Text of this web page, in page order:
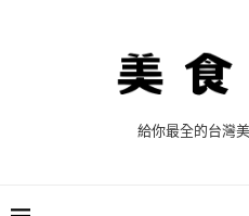
給你最全的台灣